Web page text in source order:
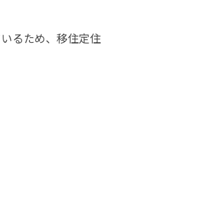
るため、移住定住